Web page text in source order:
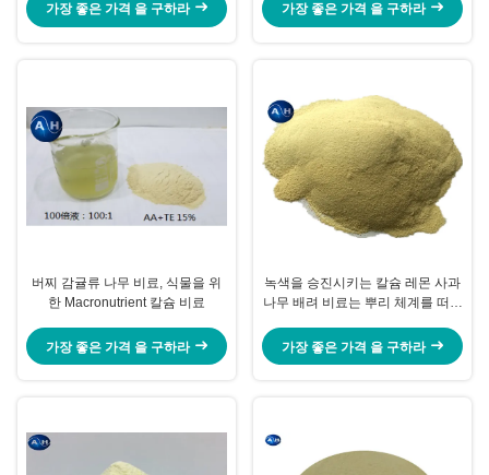
가장 좋은 가격 을 구하라
가장 좋은 가격 을 구하라
버찌 감귤류 나무 비료, 식물을 위
한 Macronutrient 칼슘 비료
가장 좋은 가격 을 구하라
녹색을 승진시키는 칼슘 레몬 사과
나무 배려 비료는 뿌리 체계를 떠납
가장 좋은 가격 을 구하라